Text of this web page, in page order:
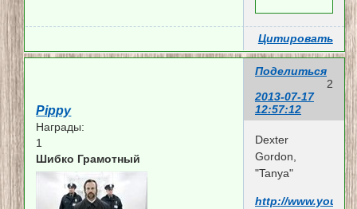
Цитировать
Поделиться
2
2013-07-17
12:57:12
Pippy
Награды:
1
Шибко Грамотный
Dexter
Gordon,
"Tanya"
http://